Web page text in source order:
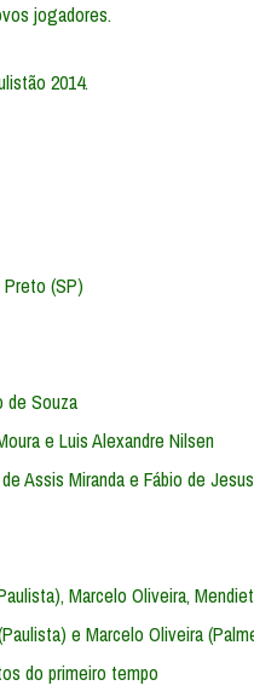
jogadores.
2014.
(SP)
de Souza
e Luis Alexandre Nilsen
Assis Miranda e Fábio de
Marcelo Oliveira,
e Marcelo Oliveira
do primeiro tempo